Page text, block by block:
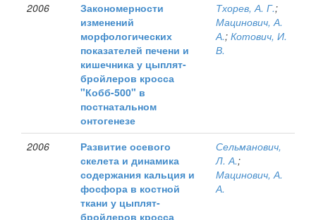
2006
Закономерности
изменений
морфологических
показателей печени и
кишечника у цыплят-
бройлеров кросса
"Кобб-500" в
постнатальном
онтогенезе
Тхорев, А. Г.;
Мацинович, А.
А.; Котович, И.
В.
2006
Развитие осевого
скелета и динамика
содержания кальция и
фосфора в костной
ткани у цыплят-
бройлеров кросса
Сельманович,
Л. А.;
Мацинович, А.
А.